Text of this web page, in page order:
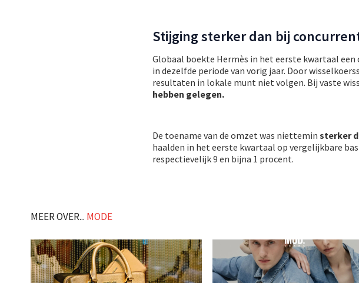
Stijging sterker dan bij
Globaal boekte Hermès in het eerste kwartaal
in dezelfde periode van vorig jaar. Door
resultaten in lokale munt niet volgen. Bij vaste
hebben gelegen.
De toename van de omzet was niettemin sterker
haalden in het eerste kwartaal op vergelijkbare
respectievelijk 9 en bijna 1 procent.
MEER OVER... MODE